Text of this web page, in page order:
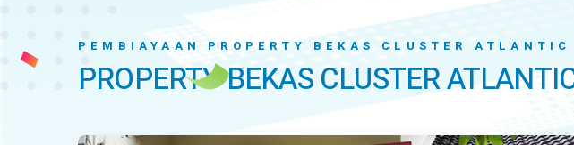
PEMBIAYAAN PROPERTY BEKAS CLUSTER ATLANTIC
PROPERTY BEKAS CLUSTER